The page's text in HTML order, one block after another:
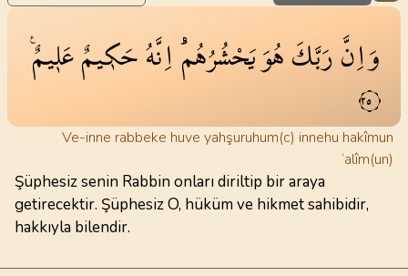
وَاِنَّرَبَّكَهُوَيَحْشُرُهُمْۜاِنَّهُحَك۪يمٌعَل۪يمٌ۟
٢٥
Ve-inne rabbeke huve yahşuruhum(c) innehu hakîmun
‘alîm(un)
Şüphesiz senin Rabbin onları diriltip bir araya
getirecektir. Şüphesiz O, hüküm ve hikmet sahibidir,
hakkıyla bilendir.